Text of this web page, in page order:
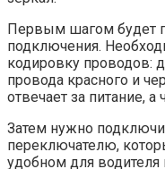
Первым шагом будет
подключения.
кодировку проводов:
провода красного и
отвечает за питание,
Затем нужно
переключателю,
удобном для водителя